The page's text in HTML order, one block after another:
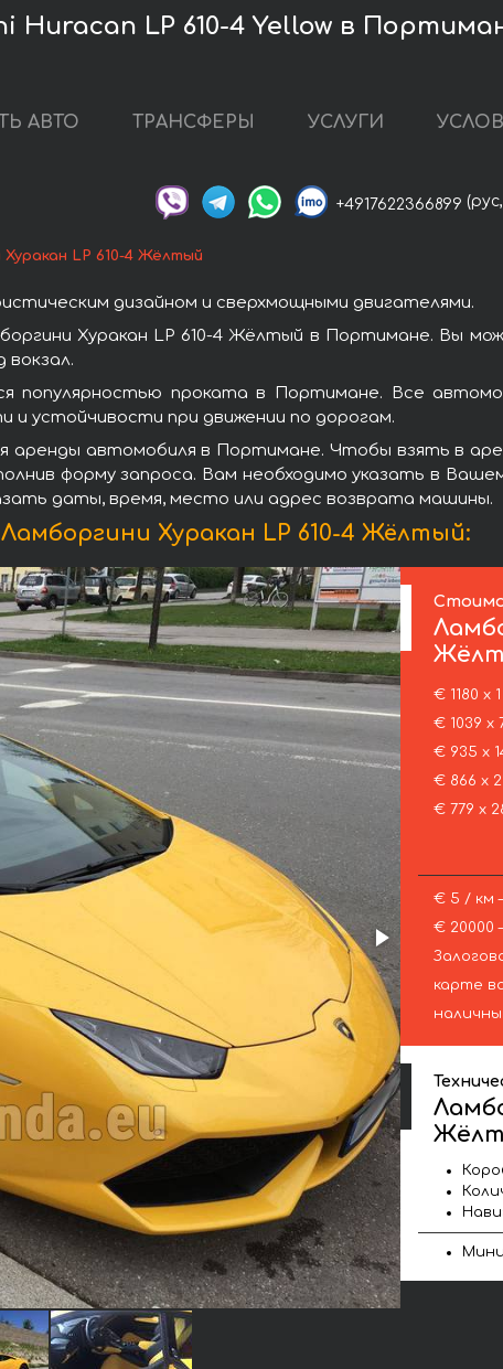
LP 610-4 Yellow в
АВТО ТРАНСФЕРЫ УСЛУГИ
+4917622366899 (рус,
LP 610-4 Жёлтый
дизайном и сверхмощными двигателями.
Хуракан LP 610-4 Жёлтый в Портимане. Вы
популярностью проката в Портимане. Все
устойчивости при движении по дорогам.
аренды автомобиля в Портимане. Чтобы взять в
форму запроса. Вам необходимо указать в
даты, время, место или адрес возврата машины.
Хуракан LP 610-4 Жёлтый:
€ 1180 х
€ 1039 х
€ 935 х
€ 866 х
€ 779 х
€ 5 / км
€ 20000
карте